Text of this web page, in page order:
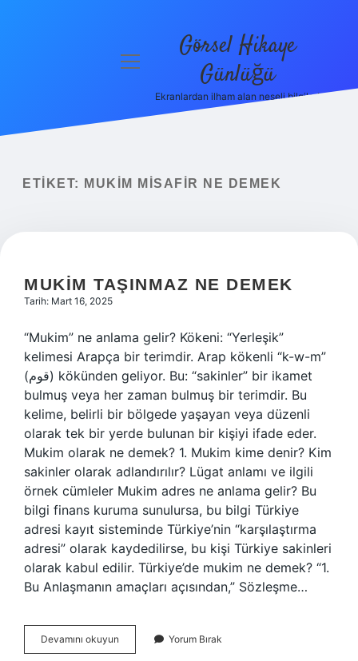
menüyü
Görsel Hikaye
Günlüğü
Ekranlardan ilham alan neşeli bilgiler!
ETIKET: MUKIM MISAFIR NE DEMEK
MUKIM TAŞINMAZ NE DEMEK
Tarih: Mart 16, 2025
“Mukim” ne anlama gelir? Kökeni: “Yerleşik”
kelimesi Arapça bir terimdir. Arap kökenli “k-w-m”
(قوم) kökünden geliyor. Bu: “sakinler” bir ikamet
bulmuş veya her zaman bulmuş bir terimdir. Bu
kelime, belirli bir bölgede yaşayan veya düzenli
olarak tek bir yerde bulunan bir kişiyi ifade eder.
Mukim olarak ne demek? 1. Mukim kime denir? Kim
sakinler olarak adlandırılır? Lügat anlamı ve ilgili
örnek cümleler Mukim adres ne anlama gelir? Bu
bilgi finans kuruma sunulursa, bu bilgi Türkiye
adresi kayıt sisteminde Türkiye’nin “karşılaştırma
adresi” olarak kaydedilirse, bu kişi Türkiye sakinleri
olarak kabul edilir. Türkiye’de mukim ne demek? “1.
Bu Anlaşmanın amaçları açısından,” Sözleşme…
Devamını okuyun
Taşınmaz
Yorum Bırak